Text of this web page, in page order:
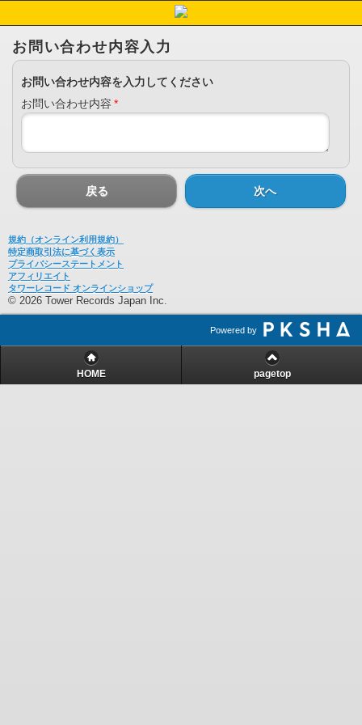
お問い合わせ内容入力
お問い合わせ内容を入力してください
お問い合わせ内容 *
戻る 次へ
規約（オンライン利用規約）
特定商取引法に基づく表示
プライバシーステートメント
アフィリエイト
タワーレコード オンラインショップ
© 2026 Tower Records Japan Inc.
Powered by
HOME pagetop